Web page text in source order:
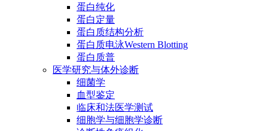
蛋白纯化
蛋白定量
蛋白质结构分析
蛋白质电泳Western Blotting
蛋白质普
医学研究与体外诊断
细菌学
血型鉴定
临床和法医学测试
细胞学与细胞学诊断